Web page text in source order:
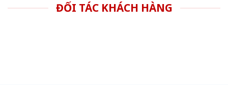
ĐỐI TÁC KHÁCH HÀNG